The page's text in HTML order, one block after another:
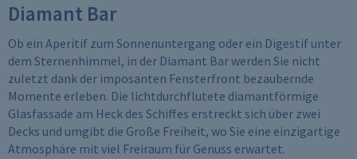
Diamant Bar
Ob ein Aperitif zum Sonnenuntergang oder ein Digestif unter
dem Sternenhimmel, in der Diamant Bar werden Sie nicht
zuletzt dank der imposanten Fensterfront bezaubernde
Momente erleben. Die lichtdurchflutete diamantförmige
Glasfassade am Heck des Schiffes erstreckt sich über zwei
Decks und umgibt die Große Freiheit, wo Sie eine einzigartige
Atmosphäre mit viel Freiraum für Genuss erwartet.